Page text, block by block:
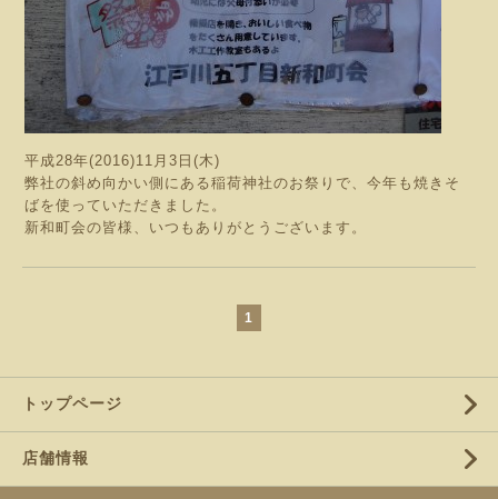
平成28年(2016)11月3日(木)
弊社の斜め向かい側にある稲荷神社のお祭りで、今年も焼きそ
ばを使っていただきました。
新和町会の皆様、いつもありがとうございます。
1
トップページ
店舗情報